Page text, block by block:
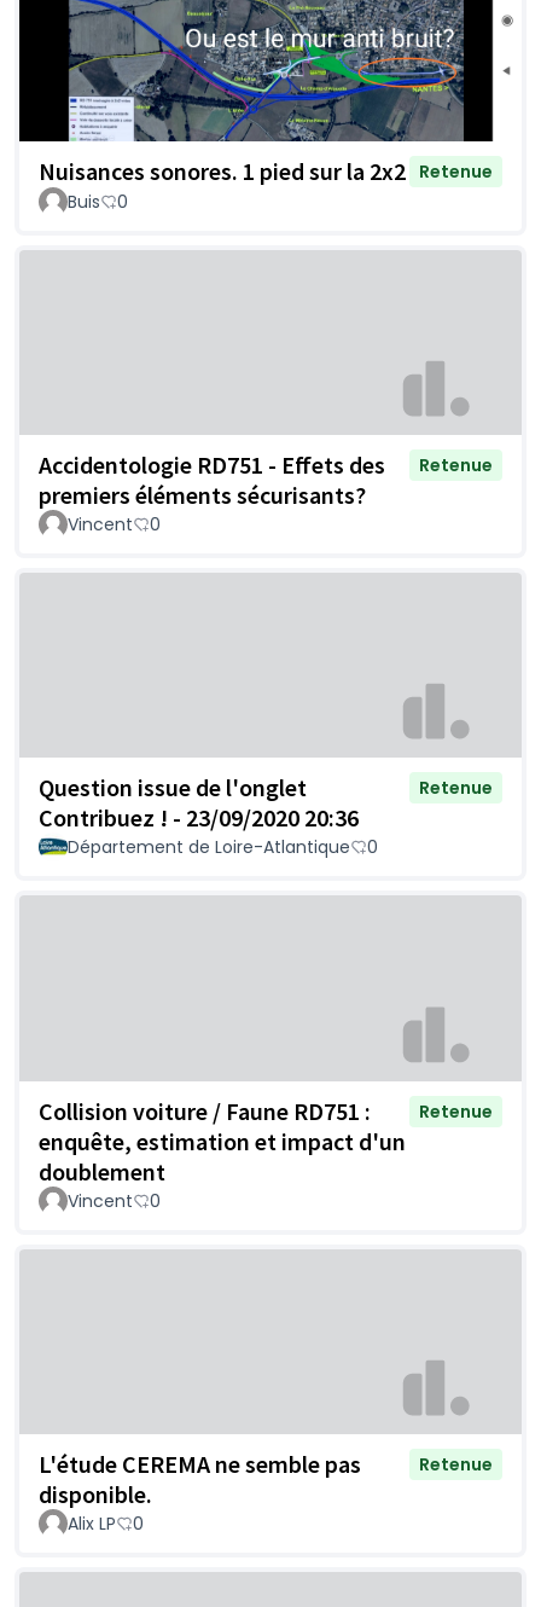
Nuisances sonores. 1 pied sur la 2x2 Retenue
Buis
0
Accidentologie RD751 - Effets des
premiers éléments sécurisants?
Retenue
Vincent 0
Question issue de l'onglet
Contribuez ! - 23/09/2020 20:36
Retenue
Département de Loire-Atlantique 0
Collision voiture / Faune RD751 :
enquête, estimation et impact d'un
doublement
Retenue
Vincent 0
L'étude CEREMA ne semble pas
disponible.
Retenue
Alix LP 0